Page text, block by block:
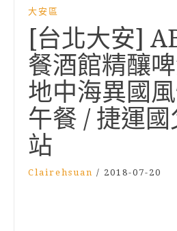
大安區
[台北大安]
餐酒館精釀
地中海異國
午餐 / 捷運
站
Clairehsuan / 2018-07-20